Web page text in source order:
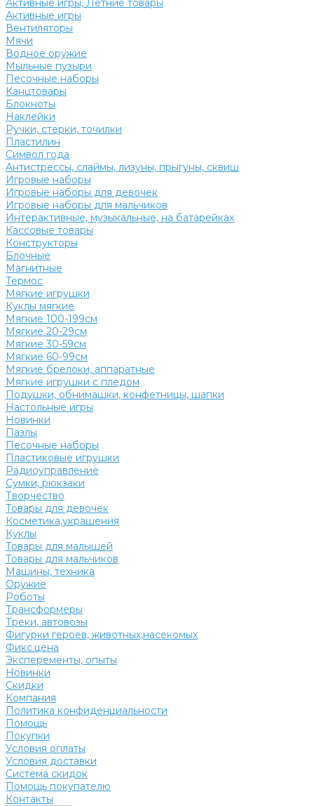
Активные игры, Летние товары
Активные игры
Вентиляторы
Мячи
Водное оружие
Мыльные пузыри
Песочные наборы
Канцтовары
Блокноты
Наклейки
Ручки, стерки, точилки
Пластилин
Символ года
Антистрессы, слаймы, лизуны, прыгуны, сквиш
Игровые наборы
Игровые наборы для девочек
Игровые наборы для мальчиков
Интерактивные, музыкальные, на батарейках
Кассовые товары
Конструкторы
Блочные
Магнитные
Термос
Мягкие игрушки
Куклы мягкие
Мягкие 100-199см
Мягкие 20-29см
Мягкие 30-59см
Мягкие 60-99см
Мягкие брелоки, аппаратные
Мягкие игрушки с пледом
Подушки, обнимашки, конфетницы, шапки
Настольные игры
Новинки
Пазлы
Песочные наборы
Пластиковые игрушки
Радиоуправление
Сумки, рюкзаки
Творчество
Товары для девочек
Косметика,украшения
Куклы
Товары для малышей
Товары для мальчиков
Машины, техника
Оружие
Роботы
Трансформеры
Треки, автовозы
Фигурки героев, животных,насекомых
Фикс.цена
Эксперементы, опыты
Новинки
Скидки
Компания
Политика конфиденциальности
Помощь
Покупки
Условия оплаты
Условия доставки
Система скидок
Помощь покупателю
Контакты